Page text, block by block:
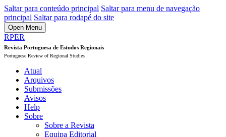
Saltar para conteúdo principal Saltar para menu de navegação
principal Saltar para rodapé do site
Open Menu
RPER
Revista Portuguesa de Estudos Regionais
Portuguese Review of Regional Studies
Atual
Arquivos
Submissões
Avisos
Help
Sobre
Sobre a Revista
Equipa Editorial